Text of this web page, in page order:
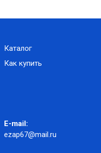
Каталог
Как купить
E-mail:
ezap67@mail.ru